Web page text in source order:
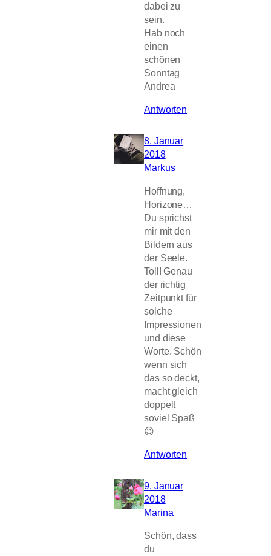
dabei zu
sein.
Hab noch
einen
schönen
Sonntag
Andrea
Antworten
8. Januar
2018
Markus
Hoffnung,
Horizone…
Du sprichst
mir mit den
Bildern aus
der Seele.
Toll! Genau
der richtig
Zeitpunkt für
solche
Impressionen
und diese
Worte. Schön
wenn sich
das so deckt,
macht gleich
doppelt
soviel Spaß
😉
Antworten
9. Januar
2018
Marina
Schön, dass
du